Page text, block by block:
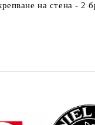
на стена - 2